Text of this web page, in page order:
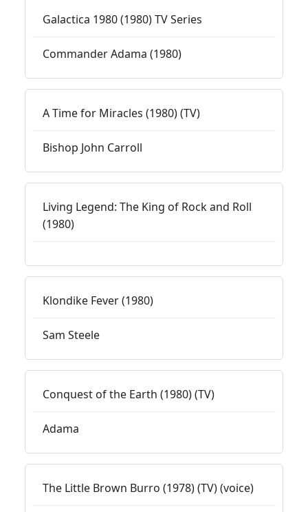
Galactica 1980 (1980) TV Series
Commander Adama (1980)
A Time for Miracles (1980) (TV)
Bishop John Carroll
Living Legend: The King of Rock and Roll
(1980)
Klondike Fever (1980)
Sam Steele
Conquest of the Earth (1980) (TV)
Adama
The Little Brown Burro (1978) (TV) (voice)